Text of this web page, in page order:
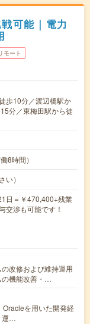
可能｜電力
モート
歩10分／渡辺橋駅か
分／東梅田駅から徒
8時間）
い）
日＝￥470,400+残業
交渉も可能です！
改修および維持運用
の機能改善・…
を用いた開発経
運…